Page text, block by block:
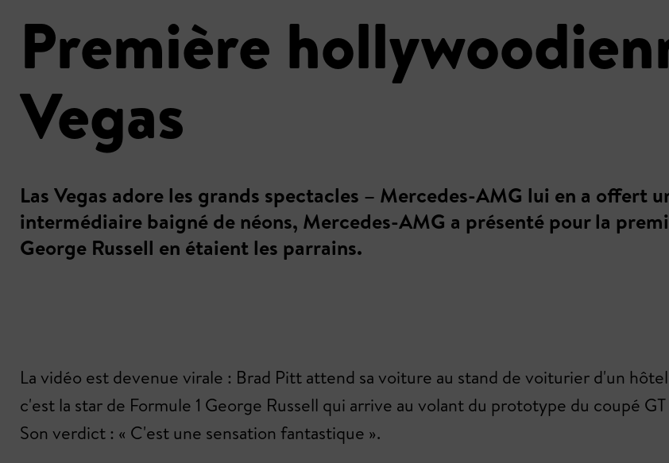
Première
Vegas
Las Vegas adore les grands spectacles – Mercedes-AMG lui en a
intermédiaire baigné de néons, Mercedes-AMG a présenté pour la
George Russell en étaient les parrains.
La vidéo est devenue virale : Brad Pitt attend sa voiture au stand de voiturier d'un
c'est la star de Formule 1 George Russell qui arrive au volant du prototype du coupé
Son verdict : « C'est une sensation fantastique ».